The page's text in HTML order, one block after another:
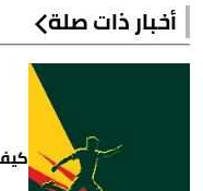
أخبار ذات صلة